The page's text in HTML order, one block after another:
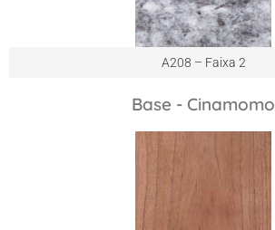
A208 – Faixa 2
Base - Cinamomo